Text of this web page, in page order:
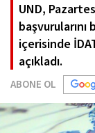
UND,
içerisinde
açıkladı.
ABONE OL